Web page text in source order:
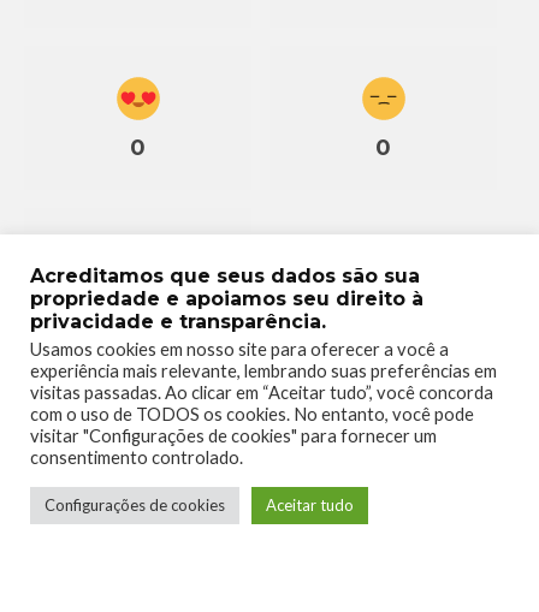
0 0
0
Acreditamos que seus dados são sua
propriedade e apoiamos seu direito à
privacidade e transparência.
Usamos cookies em nosso site para oferecer a você a
experiência mais relevante, lembrando suas preferências em
visitas passadas. Ao clicar em “Aceitar tudo”, você concorda
com o uso de TODOS os cookies. No entanto, você pode
visitar "Configurações de cookies" para fornecer um
consentimento controlado.
Configurações de cookies Aceitar tudo